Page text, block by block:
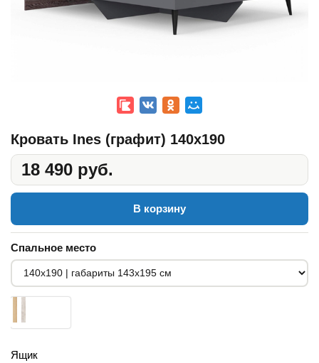
Кровать Ines (графит) 140x190
18 490 руб.
В корзину
Спальное место
Ящик